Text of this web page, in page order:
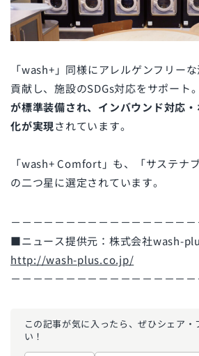
「wash+」同様にアレルゲンフリー
貢献し、施設のSDGs対応をサポート
が標準装備され、インバウンド対応
化が実現されています。
「wash+ Comfort」も、「サステナ
の二つ星に選定されています。
－－－－－－－－－－－－－－－－
■ニュース提供元：株式会社wash-
http://wash-plus.co.jp/
－－－－－－－－－－－－－－－－
この記事が気に入ったら、ぜひシェア・
い！